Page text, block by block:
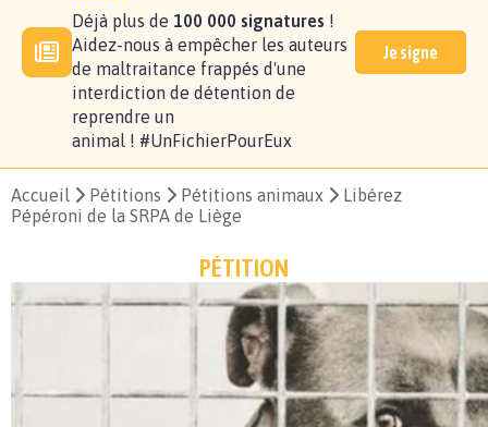
Déjà plus de 100 000 signatures !
Aidez-nous à empêcher les auteurs
de maltraitance frappés d'une
interdiction de détention de
reprendre un
animal ! #UnFichierPourEux
Je signe
Accueil Pétitions Pétitions animaux
Libérez
Pépéroni de la SRPA de Liège
PÉTITION